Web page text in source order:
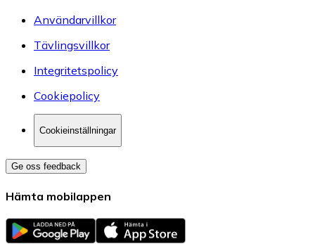
Användarvillkor
Tävlingsvillkor
Integritetspolicy
Cookiepolicy
Cookieinställningar
Ge oss feedback
Hämta mobilappen